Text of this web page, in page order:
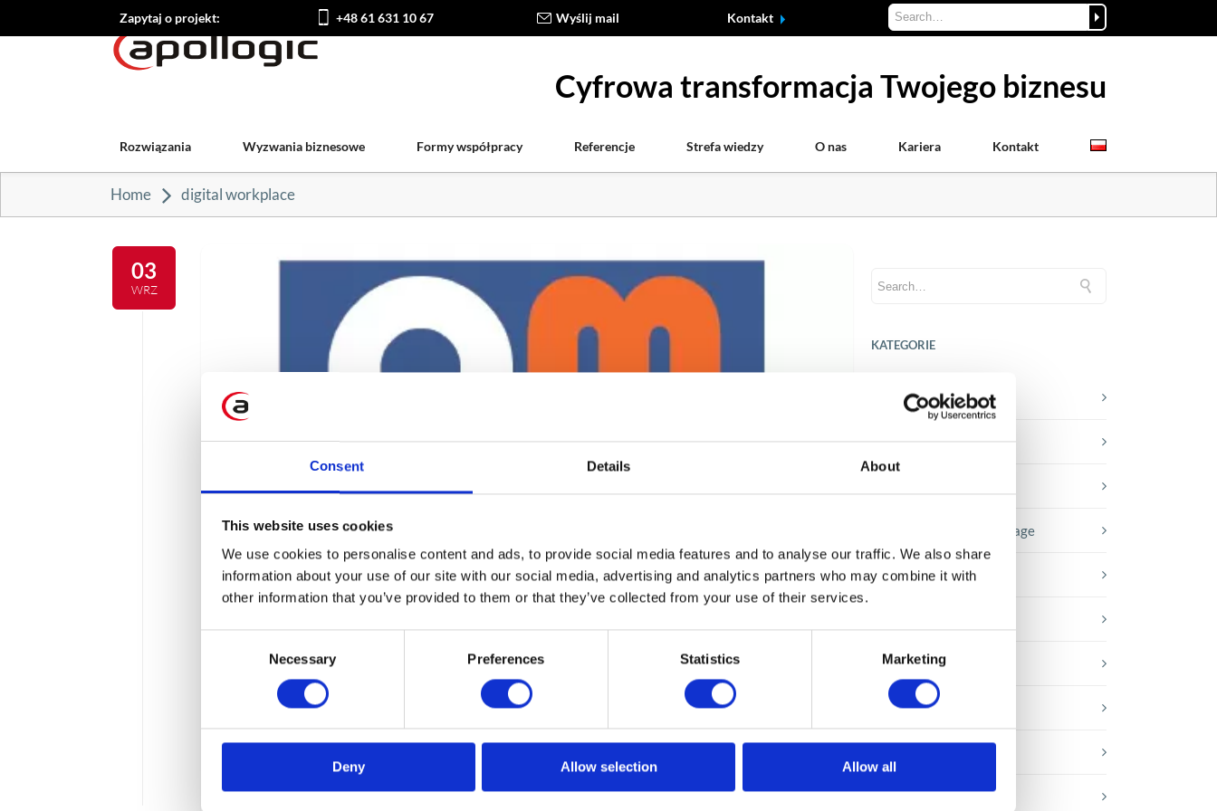
Consent Details About
This website uses cookies
We use cookies to personalise content and ads, to provide social media features and to analyse our traffic. We also share
information about your use of our site with our social media, advertising and analytics partners who may combine it with
other information that you’ve provided to them or that they’ve collected from your use of their services.
Necessary Preferences Statistics Marketing
Deny Allow selection Allow all
Zapytaj o projekt: +48 61 631 10 67 Wyślij mail Kontakt
Cyfrowa transformacja Twojego biznesu
Rozwiązania Wyzwania biznesowe Formy współpracy Referencje Strefa wiedzy O nas Kariera Kontakt
Home digital workplace
03
WRZ
Apollogic na konferencji Poznań Office Management!
czasem pracy pracowników. Za to wydarzenie odpowiada ekipa miesięcznika „Modern
Office Manager”, który porusza tematy związane z nowoczesnymi metodami urządzania
technologiczne, pozwalające uczynić pracę biurową zarówno bardziej wydajną i
efektywną, ale też przyjemniejszą.
KATEGORIE
Aktualności prawne
Baza wiedzy
Historie sukcesu front page
Inicjatywy pracowników
Porady karierowe
Rozwiązania Microsoft
Trendy w SAP-ie